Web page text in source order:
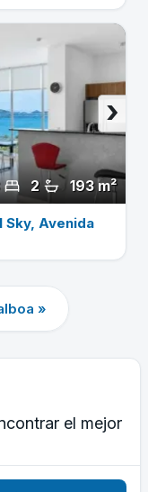
193 m²
2
›
Sky, Avenida
»
el mejor